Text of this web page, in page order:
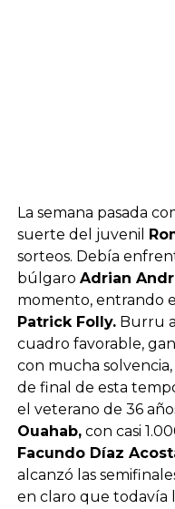
La semana pasada
suerte del juvenil
sorteos. Debía
búlgaro Adrian
momento, entrando
Patrick Folly.Burru
cuadro favorable,
con mucha
de final de esta
el veterano de 36
Ouahab,con casi
Facundo Díaz
alcanzó las
en claro que todavía